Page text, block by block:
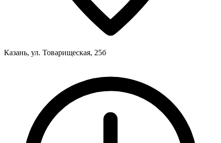
Казань, ул. Товарищеская, 25б